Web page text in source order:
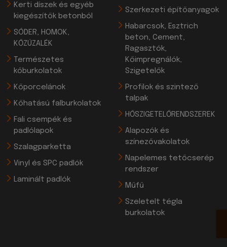
Kerti díszek és egyéb
kiegészítők betonból
SÓDER, HOMOK,
KŐZÚZALÉK
Természetes
kőburkolatok
Kőporcelánok
Kőhatású falburkolatok
Fali csempék és
padlólapok
Szalagparketta
Vinyl és SPC padlók
Laminált padlók
Szerkezeti építőanyagok
Habarcsok, Esztrich
beton, Cement,
Ragasztók,
Kőimpregnálók,
Szigetelők
Profilok és szintező
talpak
HŐSZIGETELŐRENDSZEREK
Alapozók és
színezővakolatok
Napelemes tetőcserép
rendszer
Műfű
Szeletelt tégla
burkolatok